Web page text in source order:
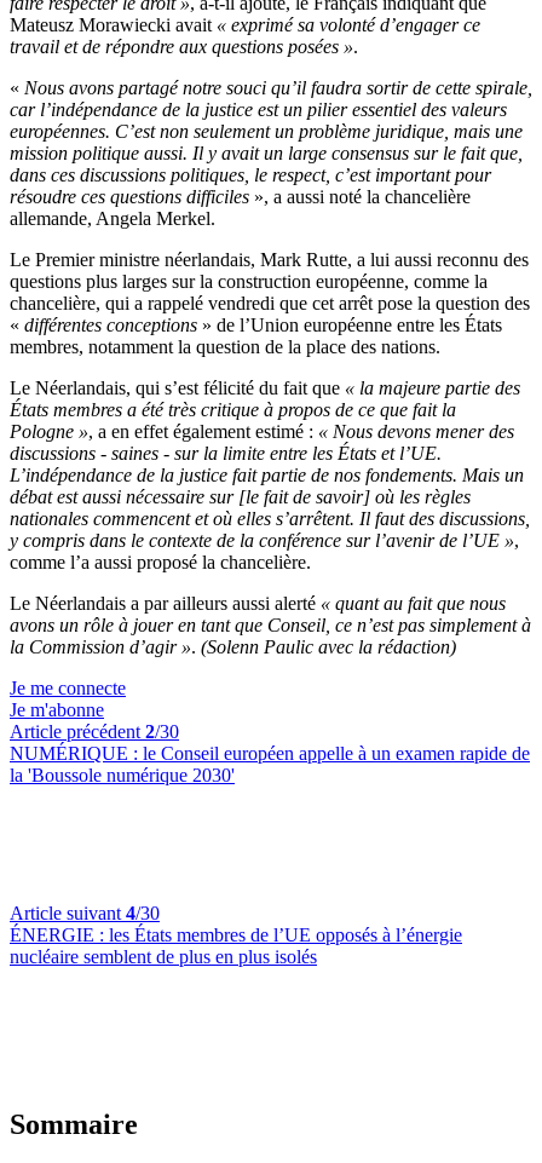
Mateusz Morawiecki avait « exprimé sa volonté d’engager ce
travail et de répondre aux questions posées ».
« Nous avons partagé notre souci qu’il faudra sortir de cette spirale,
car l’indépendance de la justice est un pilier essentiel des valeurs
européennes. C’est non seulement un problème juridique, mais une
mission politique aussi. Il y avait un large consensus sur le fait que,
dans ces discussions politiques, le respect, c’est important pour
résoudre ces questions difficiles », a aussi noté la chancelière
allemande, Angela Merkel.
Le Premier ministre néerlandais, Mark Rutte, a lui aussi reconnu des
questions plus larges sur la construction européenne, comme la
chancelière, qui a rappelé vendredi que cet arrêt pose la question des
« différentes conceptions » de l’Union européenne entre les États
membres, notamment la question de la place des nations.
Le Néerlandais, qui s’est félicité du fait que « la majeure partie des
États membres a été très critique à propos de ce que fait la
Pologne », a en effet également estimé : « Nous devons mener des
discussions - saines - sur la limite entre les États et l’UE.
L’indépendance de la justice fait partie de nos fondements. Mais un
débat est aussi nécessaire sur [le fait de savoir] où les règles
nationales commencent et où elles s’arrêtent. Il faut des discussions,
y compris dans le contexte de la conférence sur l’avenir de l’UE »,
comme l’a aussi proposé la chancelière.
Le Néerlandais a par ailleurs aussi alerté « quant au fait que nous
avons un rôle à jouer en tant que Conseil, ce n’est pas simplement à
la Commission d’agir ». (Solenn Paulic avec la rédaction)
Je me connecte
Je m'abonne
Article précédent 2/30
NUMÉRIQUE : le Conseil européen appelle à un examen rapide de
la 'Boussole numérique 2030'
Article suivant 4/30
ÉNERGIE : les États membres de l’UE opposés à l’énergie
nucléaire semblent de plus en plus isolés
Sommaire